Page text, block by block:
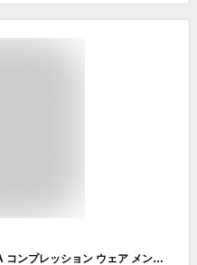
【UVカット + 吸汗速乾】 MIYAKIWA コンプレッション ウェア メンズ 半袖 パワーストレッチ アンダー スポーツ シャツ 吸汗防臭 通気性が良く 野球 サッカー ランキング エクササイズ ヨガ テニス ウォーキング セットアップ可能